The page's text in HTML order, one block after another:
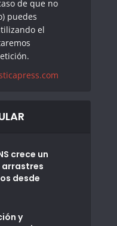
de que no
puedes
el
crece un
arrastres
desde
y